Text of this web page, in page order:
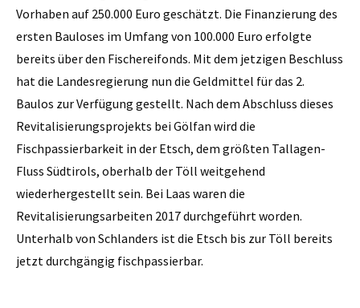
Vorhaben auf 250.000 Euro geschätzt. Die Finanzierung des
ersten Bauloses im Umfang von 100.000 Euro erfolgte
bereits über den Fischereifonds. Mit dem jetzigen Beschluss
hat die Landesregierung nun die Geldmittel für das 2.
Baulos zur Verfügung gestellt. Nach dem Abschluss dieses
Revitalisierungsprojekts bei Gölfan wird die
Fischpassierbarkeit in der Etsch, dem größten Tallagen-
Fluss Südtirols, oberhalb der Töll weitgehend
wiederhergestellt sein. Bei Laas waren die
Revitalisierungsarbeiten 2017 durchgeführt worden.
Unterhalb von Schlanders ist die Etsch bis zur Töll bereits
jetzt durchgängig fischpassierbar.